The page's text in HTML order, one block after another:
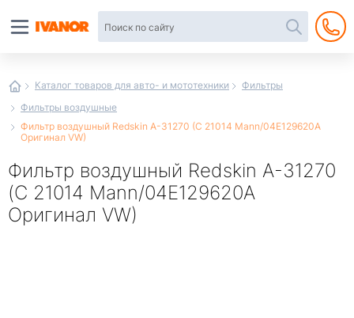
Каталог товаров для авто- и мототехники
Фильтры
Фильтры воздушные
Фильтр воздушный Redskin A-31270 (C 21014 Mann/04E129620A
Оригинал VW)
Фильтр воздушный Redskin A-31270
(C 21014 Mann/04E129620A
Оригинал VW)
интернет-